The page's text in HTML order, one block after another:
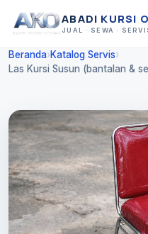
ABADI KURSI
JUAL · SEWA ·
Beranda›Katalog Servis›
Las Kursi Susun (bantalan &